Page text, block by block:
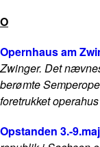
O
Opernhaus am
Zwinger. Det
berømte
foretrukket
Opstanden 3.-